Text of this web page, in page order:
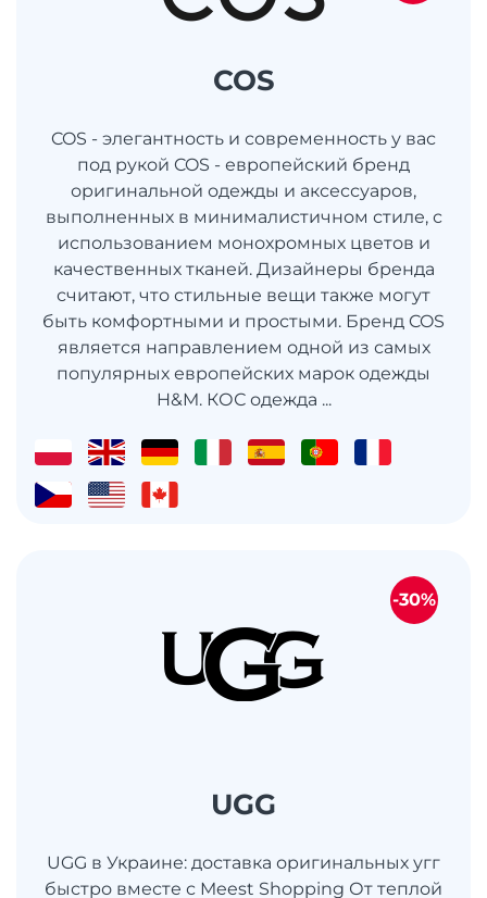
COS
COS - элегантность и современность у вас
под рукой COS - европейский бренд
оригинальной одежды и аксессуаров,
выполненных в минималистичном стиле, с
использованием монохромных цветов и
качественных тканей. Дизайнеры бренда
считают, что стильные вещи также могут
быть комфортными и простыми. Бренд COS
является направлением одной из самых
популярных европейских марок одежды
H&M. КОС одежда ...
UGG
UGG в Украине: доставка оригинальных угг
быстро вместе с Meest Shopping От теплой
-30%